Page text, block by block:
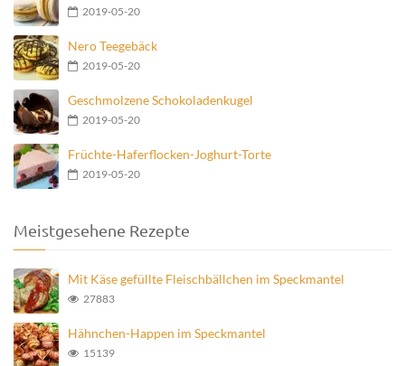
2019-05-20
Nero Teegebäck
2019-05-20
Geschmolzene Schokoladenkugel
2019-05-20
Früchte-Haferflocken-Joghurt-Torte
2019-05-20
Meistgesehene Rezepte
Mit Käse gefüllte Fleischbällchen im Speckmantel
27883
Hähnchen-Happen im Speckmantel
15139